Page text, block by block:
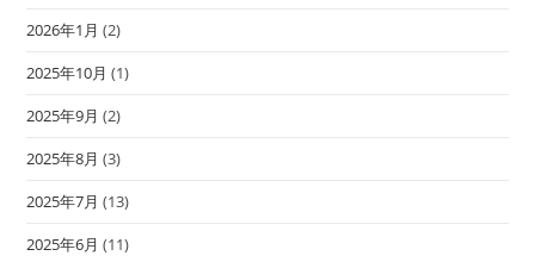
2026年1月 (2)
2025年10月 (1)
2025年9月 (2)
2025年8月 (3)
2025年7月 (13)
2025年6月 (11)